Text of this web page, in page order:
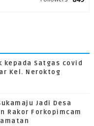
kepada Satgas covid
Kel. Neroktog
Jadi Desa
Rakor Forkopimcam